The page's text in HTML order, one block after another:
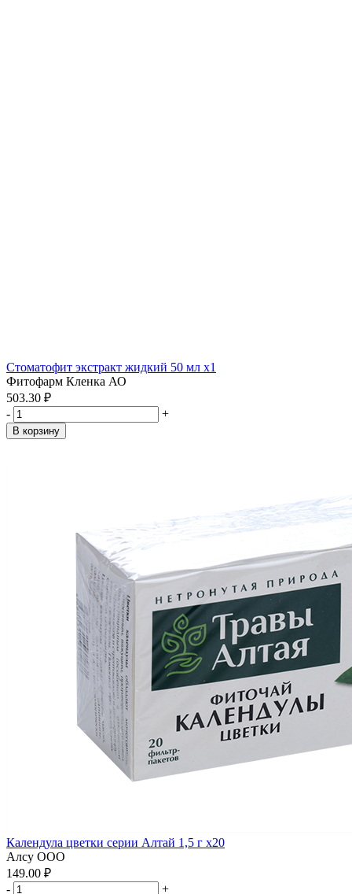
Стоматофит экстракт жидкий 50 мл x1
Фитофарм Кленка АО
503.30 ₽
-
+
В корзину
Календула цветки серии Алтай 1,5 г x20
Алсу ООО
149.00 ₽
-
+